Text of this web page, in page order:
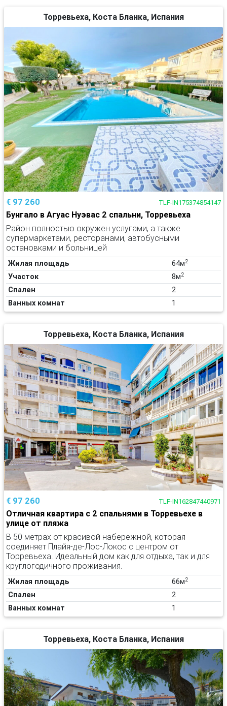
Торревьеха, Коста Бланка, Испания
€ 97 260 TLF-IN175374854147
Бунгало в Агуас Нуэвас 2 спальни, Торревьеха
Район полностью окружен услугами, а также
супермаркетами, ресторанами, автобусными
остановками и больницей
Жилая площадь 64м2
Участок 8м2
Спален
2
Ванных комнат
1
Торревьеха, Коста Бланка, Испания
€ 97 260 TLF-IN162847440971
Отличная квартира с 2 спальнями в Торревьехе в
улице от пляжа
В 50 метрах от красивой набережной, которая
соединяет Плайя-де-Лос-Локос с центром от
Торревьеха. Идеальный дом как для отдыха, так и для
круглогодичного проживания.
Жилая площадь 66м2
Спален
2
Ванных комнат
1
Торревьеха, Коста Бланка, Испания